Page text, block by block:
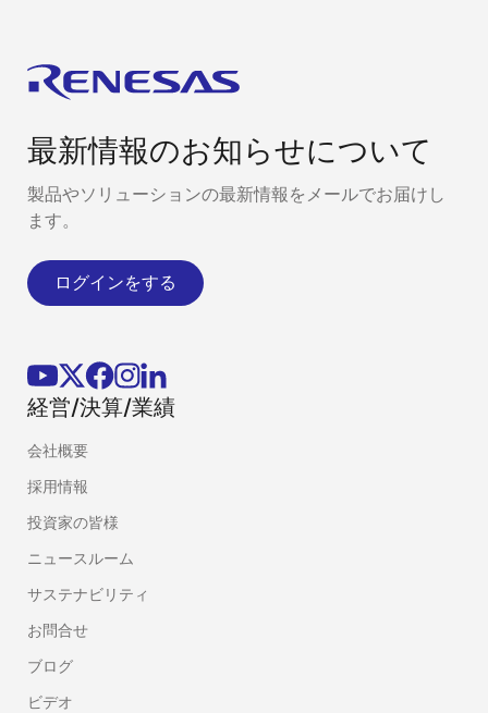
最新情報のお知らせについて
製品やソリューションの最新情報をメールでお届けし
ます。
ログインをする
経営/決算/業績
会社概要
採用情報
投資家の皆様
ニュースルーム
サステナビリティ
お問合せ
ブログ
ビデオ